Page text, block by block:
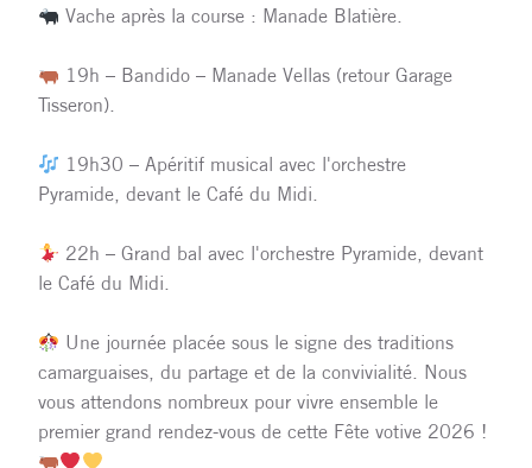
Vache après la course : Manade Blatière.
19h – Bandido – Manade Vellas (retour Garage
Tisseron).
19h30 – Apéritif musical avec l'orchestre
Pyramide, devant le Café du Midi.
22h – Grand bal avec l'orchestre Pyramide, devant
le Café du Midi.
Une journée placée sous le signe des traditions
camarguaises, du partage et de la convivialité. Nous
vous attendons nombreux pour vivre ensemble le
premier grand rendez-vous de cette Fête votive 2026 !